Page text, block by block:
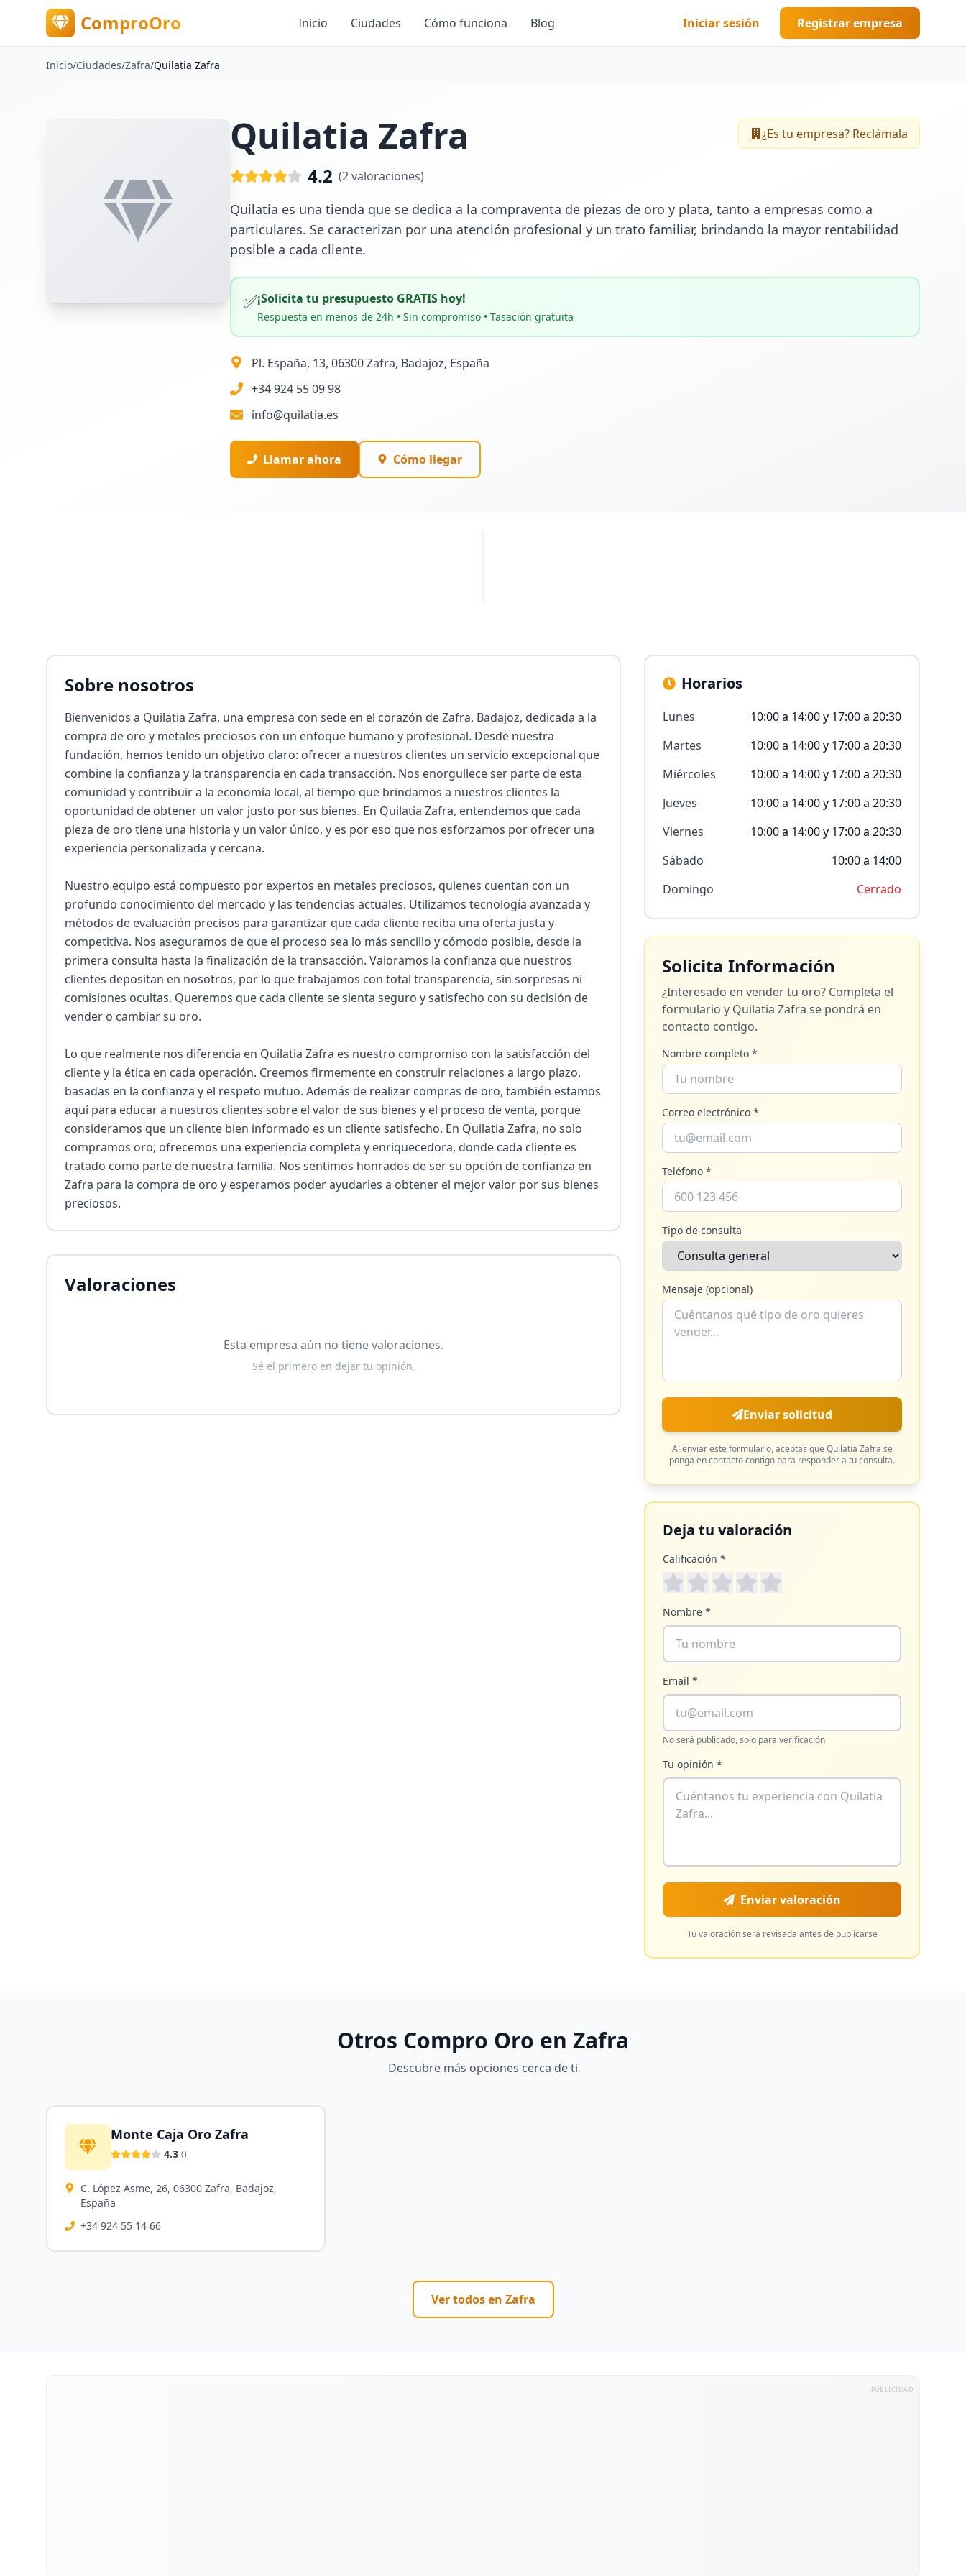
ComproOro Inicio Ciudades Cómo funciona Blog Iniciar sesión Registrar empresa
Inicio/Ciudades/Zafra/Quilatia Zafra
Quilatia Zafra ¿Es tu empresa? Reclámala
4.2 (2valoraciones)
Quilatia es una tienda que se dedica a la compraventa de piezas de oro y plata, tanto a empresas como a
particulares. Se caracterizan por una atención profesional y un trato familiar, brindando la mayor rentabilidad
posible a cada cliente.
✅¡Solicita tu presupuesto GRATIS hoy!
Respuesta en menos de 24h • Sin compromiso • Tasación gratuita
Pl. España, 13, 06300 Zafra, Badajoz, España
+34 924 55 09 98
info@quilatia.es
Llamar ahora Cómo llegar
Sobre nosotros
Bienvenidos a Quilatia Zafra, una empresa con sede en el corazón de Zafra, Badajoz, dedicada a la
compra de oro y metales preciosos con un enfoque humano y profesional. Desde nuestra
fundación, hemos tenido un objetivo claro: ofrecer a nuestros clientes un servicio excepcional que
combine la confianza y la transparencia en cada transacción. Nos enorgullece ser parte de esta
comunidad y contribuir a la economía local, al tiempo que brindamos a nuestros clientes la
oportunidad de obtener un valor justo por sus bienes. En Quilatia Zafra, entendemos que cada
pieza de oro tiene una historia y un valor único, y es por eso que nos esforzamos por ofrecer una
experiencia personalizada y cercana.
Nuestro equipo está compuesto por expertos en metales preciosos, quienes cuentan con un
profundo conocimiento del mercado y las tendencias actuales. Utilizamos tecnología avanzada y
métodos de evaluación precisos para garantizar que cada cliente reciba una oferta justa y
competitiva. Nos aseguramos de que el proceso sea lo más sencillo y cómodo posible, desde la
primera consulta hasta la finalización de la transacción. Valoramos la confianza que nuestros
clientes depositan en nosotros, por lo que trabajamos con total transparencia, sin sorpresas ni
comisiones ocultas. Queremos que cada cliente se sienta seguro y satisfecho con su decisión de
vender o cambiar su oro.
Lo que realmente nos diferencia en Quilatia Zafra es nuestro compromiso con la satisfacción del
cliente y la ética en cada operación. Creemos firmemente en construir relaciones a largo plazo,
basadas en la confianza y el respeto mutuo. Además de realizar compras de oro, también estamos
aquí para educar a nuestros clientes sobre el valor de sus bienes y el proceso de venta, porque
consideramos que un cliente bien informado es un cliente satisfecho. En Quilatia Zafra, no solo
compramos oro; ofrecemos una experiencia completa y enriquecedora, donde cada cliente es
tratado como parte de nuestra familia. Nos sentimos honrados de ser su opción de confianza en
Zafra para la compra de oro y esperamos poder ayudarles a obtener el mejor valor por sus bienes
preciosos.
Valoraciones
Esta empresa aún no tiene valoraciones.
Sé el primero en dejar tu opinión.
Horarios
Lunes
10:00 a 14:00 y 17:00 a 20:30
Martes
10:00 a 14:00 y 17:00 a 20:30
Miércoles
10:00 a 14:00 y 17:00 a 20:30
Jueves
10:00 a 14:00 y 17:00 a 20:30
Viernes
10:00 a 14:00 y 17:00 a 20:30
Sábado
10:00 a 14:00
Domingo
Cerrado
Solicita Información
¿Interesado en vender tu oro? Completa el
formulario y Quilatia Zafra se pondrá en
contacto contigo.
Nombre completo *
Correo electrónico *
Teléfono *
Tipo de consulta
Mensaje (opcional)
Enviar solicitud
Al enviar este formulario, aceptas que Quilatia Zafra se
ponga en contacto contigo para responder a tu consulta.
Deja tu valoración
Calificación *
Nombre *
Email *
No será publicado, solo para verificación
Tu opinión *
Enviar valoración
Tu valoración será revisada antes de publicarse
Otros Compro Oro en Zafra
Descubre más opciones cerca de ti
Monte Caja Oro Zafra
4.3 ()
C. López Asme, 26, 06300 Zafra, Badajoz,
España
+34 924 55 14 66
Ver todos en Zafra
PUBLICIDAD